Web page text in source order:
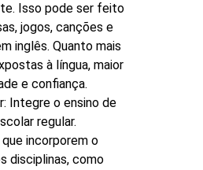
Isso pode ser feito
jogos, canções e
inglês. Quanto mais
à língua, maior
e confiança.
Integre o ensino de
regular.
incorporem o
disciplinas, como